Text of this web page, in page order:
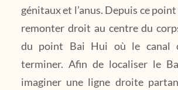
génitaux et l’anus. Depuis ce
remonter droit au centre du
du point Bai Hui où le canal
terminer. Afin de localiser le
imaginer une ligne droite